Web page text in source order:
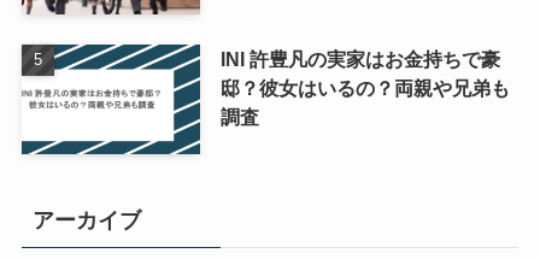
INI 許豊凡の実家はお金持ちで豪
邸？彼女はいるの？両親や兄弟も
調査
アーカイブ